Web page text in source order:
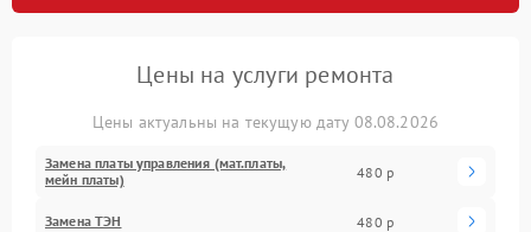
Цены на услуги ремонта
Цены актуальны на текущую дату 08.08.2026
Замена платы управления (мат.платы,
мейн платы)
480 р
Замена ТЭН 480 р